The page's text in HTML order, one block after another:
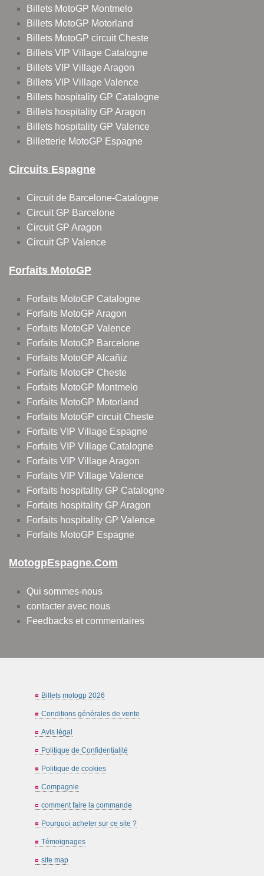
Billets MotoGP Montmelo
Billets MotoGP Motorland
Billets MotoGP circuit Cheste
Billets VIP Village Catalogne
Billets VIP Village Aragon
Billets VIP Village Valence
Billets hospitality GP Catalogne
Billets hospitality GP Aragon
Billets hospitality GP Valence
Billetterie MotoGP Espagne
Circuits Espagne
Circuit de Barcelone-Catalogne
Circuit GP Barcelone
Circuit GP Aragon
Circuit GP Valence
Forfaits MotoGP
Forfaits MotoGP Catalogne
Forfaits MotoGP Aragon
Forfaits MotoGP Valence
Forfaits MotoGP Barcelone
Forfaits MotoGP Alcañiz
Forfaits MotoGP Cheste
Forfaits MotoGP Montmelo
Forfaits MotoGP Motorland
Forfaits MotoGP circuit Cheste
Forfaits VIP Village Espagne
Forfaits VIP Village Catalogne
Forfaits VIP Village Aragon
Forfaits VIP Village Valence
Forfaits hospitality GP Catalogne
Forfaits hospitality GP Aragon
Forfaits hospitality GP Valence
Forfaits MotoGP Espagne
MotogpEspagne.com
Qui sommes-nous
contacter avec nous
Feedbacks et commentaires
Billets motogp 2026
Conditions générales de vente
Avis légal
Politique de Confidentialité
Politique de cookies
Compagnie
comment faire la commande
Pourquoi acheter sur ce site ?
Témoignages
site map